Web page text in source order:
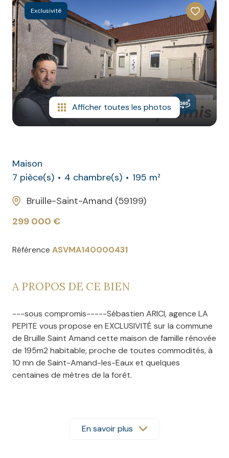
NOS
AVIS
CLIENTS
CONTACT
Exclusivité
Afficher toutes les photos
Maison
7 pièce(s)
4 chambre(s)
195 m²
Bruille-Saint-Amand (59199)
299 000 €
Référence ASVMA140000431
A PROPOS DE CE BIEN
---sous compromis-----Sébastien ARICI, agence LA
PEPITE vous propose en EXCLUSIVITÉ sur la commune
de Bruille Saint Amand cette maison de famille rénovée
de 195m2 habitable, proche de toutes commodités, à
10 mn de Saint-Amand-les-Eaux et quelques
centaines de mètres de la forêt.
composée comme suit:En savoir plus